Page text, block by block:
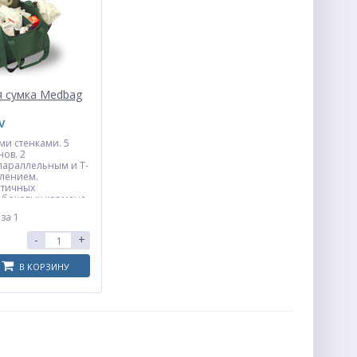
сумка Medbag
стенками. 5
2
и Т-
кармана,
документов.
за 1
- +
В КОРЗИНУ